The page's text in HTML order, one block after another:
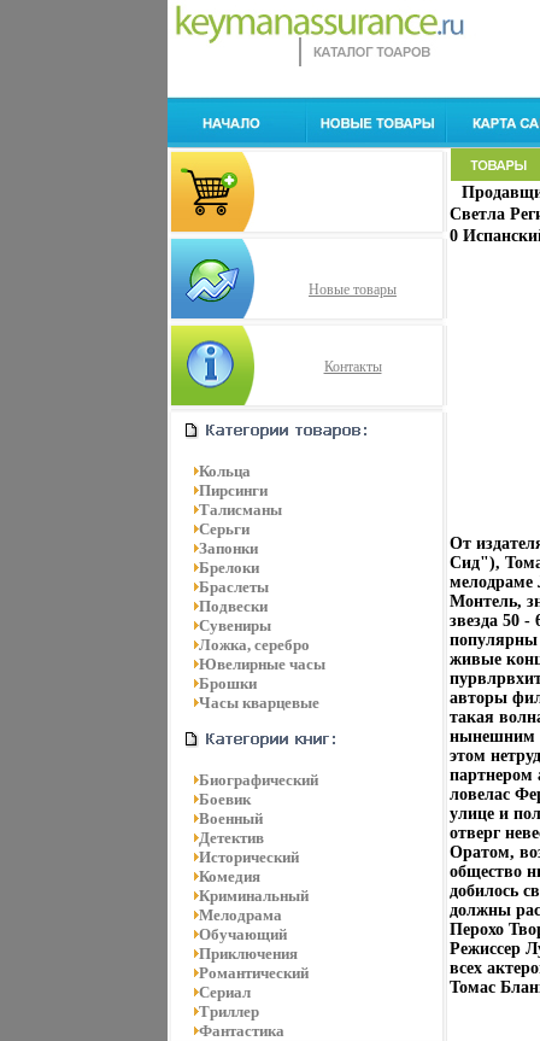
Новые товары
Контакты
Кольца
Пирсинги
Талисманы
Серьги
Запонки
Брелоки
Браслеты
Подвески
Сувениры
Ложка, серебро
Ювелирные часы
Брошки
Часы кварцевые
Биографический
Боевик
Военный
Детектив
Исторический
Комедия
Криминальный
Мелодрама
Обучающий
Приключения
Романтический
Сериал
Триллер
Фантастика
Светла
0
От
Сид"),
Монтель,
звезда 50
популярны
живые
авторы
такая
нынешним
этом
партнером
ловелас
улице и
отверг
Оратом,
общество
добилось
должны
Перохо
Режиссер
всех
Томас